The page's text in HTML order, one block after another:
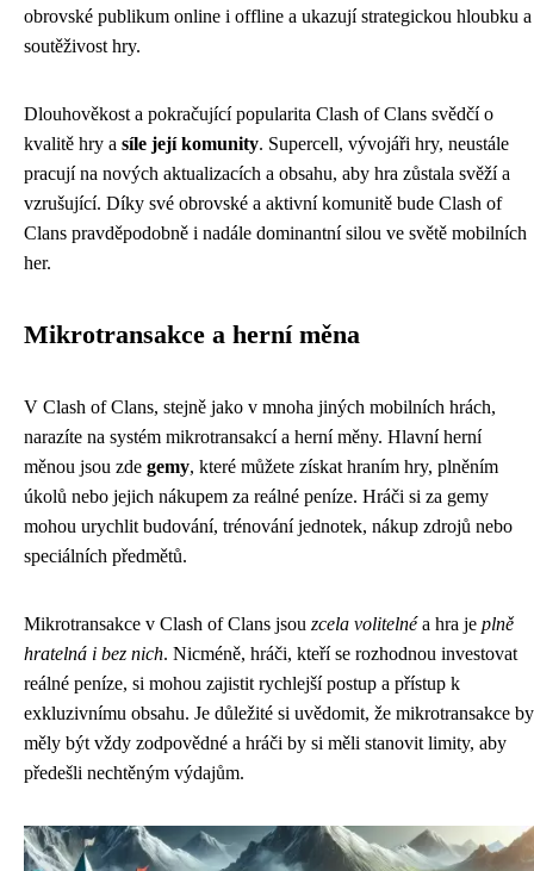
obrovské publikum online i offline a ukazují strategickou hloubku a
soutěživost hry.
Dlouhověkost a pokračující popularita Clash of Clans svědčí o
kvalitě hry a síle její komunity. Supercell, vývojáři hry, neustále
pracují na nových aktualizacích a obsahu, aby hra zůstala svěží a
vzrušující. Díky své obrovské a aktivní komunitě bude Clash of
Clans pravděpodobně i nadále dominantní silou ve světě mobilních
her.
Mikrotransakce a herní měna
V Clash of Clans, stejně jako v mnoha jiných mobilních hrách,
narazíte na systém mikrotransakcí a herní měny. Hlavní herní
měnou jsou zde gemy, které můžete získat hraním hry, plněním
úkolů nebo jejich nákupem za reálné peníze. Hráči si za gemy
mohou urychlit budování, trénování jednotek, nákup zdrojů nebo
speciálních předmětů.
Mikrotransakce v Clash of Clans jsou zcela volitelnéa hra je plně
hratelná i bez nich. Nicméně, hráči, kteří se rozhodnou investovat
reálné peníze, si mohou zajistit rychlejší postup a přístup k
exkluzivnímu obsahu. Je důležité si uvědomit, že mikrotransakce by
měly být vždy zodpovědné a hráči by si měli stanovit limity, aby
předešli nechtěným výdajům.